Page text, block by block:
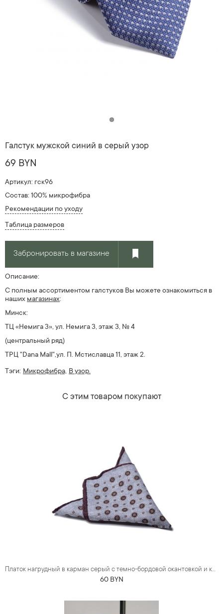
Галстук мужской синий в серый узор
69 BYN
Артикул: гск96
Состав: 100% микрофибра
Рекомендации по уходу
Таблица размеров
Забронировать в магазине
Описание:
С полным ассортиментом галстуков Вы можете ознакомиться в
наших магазинах:
Минск:
ТЦ «Немига 3», ул. Немига 3, этаж 3, № 4
(центральный ряд)
ТРЦ "Dana Mall",ул. П. Мстиславца 11, этаж 2.
Тэги: Микрофибра, В узор.
С этим товаром покупают
Платок нагрудный в карман серый с темно-бордовой окантовкой и круглым узором (шерсть)
60 BYN